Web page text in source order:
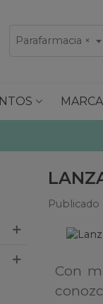
×
Parafarmacia
Publicado
Con